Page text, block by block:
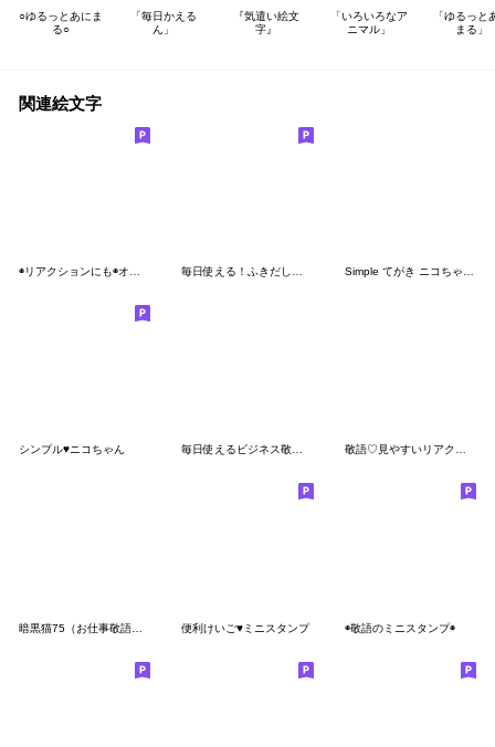
○ゆるっとあにま
る○
「毎日かえる
ん」
『気遣い絵文
字』
「いろいろなア
ニマル」
「ゆるっと
まる」
関連絵文字
シンプル♥️ニコちゃん 毎日使えるビジネス敬語リスト 敬語♡見やすいリアクション♡挨拶絵文字
便利けいご♥️ミニスタンプ ◉敬語のミニスタンプ◉